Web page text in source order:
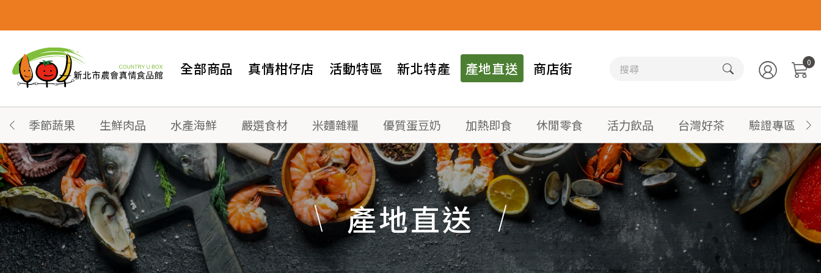
全部商品 真情柑仔店 活動特區 新北特產 產地直送 商店街 0
季節蔬果 生鮮肉品 水產海鮮 嚴選食材 米麵雜糧 優質蛋豆奶 加熱即食 休閒零食 活力飲品 台灣好茶 驗證專區
產地直送